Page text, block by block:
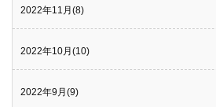
2022年11月(8)
2022年10月(10)
2022年9月(9)